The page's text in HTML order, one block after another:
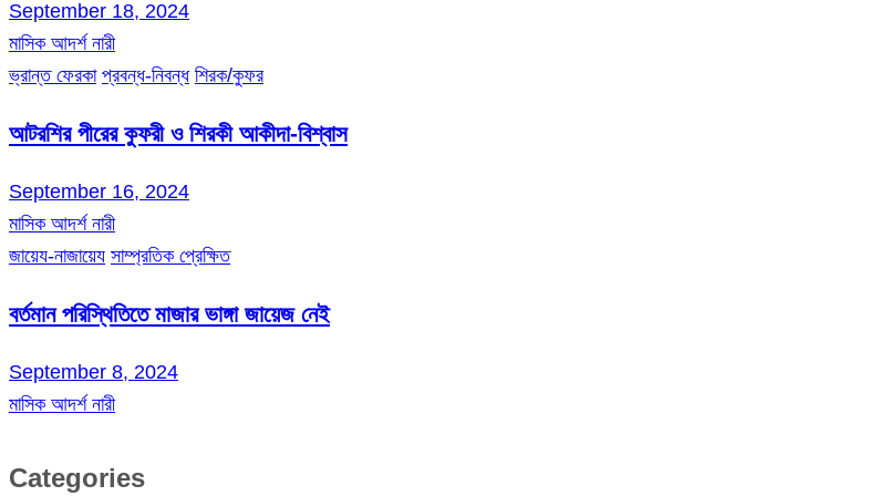
September 18, 2024
মাসিক আদর্শ নারী
ভ্রান্ত ফেরকা প্রবন্ধ-নিবন্ধ শিরক/কুফর
আটরশির পীরের কুফরী ও শিরকী আকীদা-বিশ্বাস
September 16, 2024
মাসিক আদর্শ নারী
জায়েয-নাজায়েয সাম্প্রতিক প্রেক্ষিত
বর্তমান পরিস্থিতিতে মাজার ভাঙ্গা জায়েজ নেই
September 8, 2024
মাসিক আদর্শ নারী
Categories